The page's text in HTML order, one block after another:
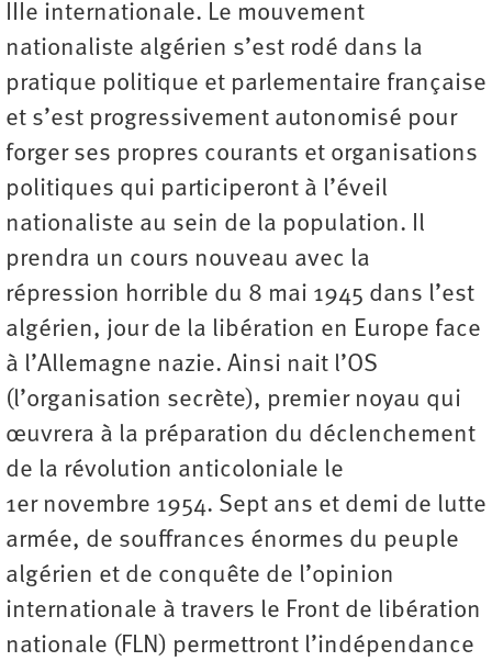
IIIe internationale. Le mouvement
nationaliste algérien s’est rodé dans la
pratique politique et parlementaire française
et s’est progressivement autonomisé pour
forger ses propres courants et organisations
politiques qui participeront à l’éveil
nationaliste au sein de la population. Il
prendra un cours nouveau avec la
répression horrible du 8 mai 1945 dans l’est
algérien, jour de la libération en Europe face
à l’Allemagne nazie. Ainsi nait l’OS
(l’organisation secrète), premier noyau qui
œuvrera à la préparation du déclenchement
de la révolution anticoloniale le
1er novembre 1954. Sept ans et demi de lutte
armée, de souffrances énormes du peuple
algérien et de conquête de l’opinion
internationale à travers le Front de libération
nationale (FLN) permettront l’indépendance